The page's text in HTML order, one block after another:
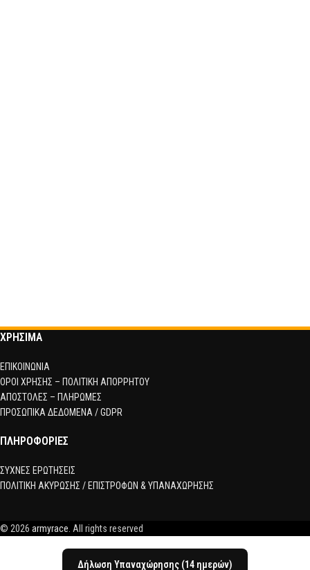
ΧΡΗΣΙΜΑ
ΕΠΙΚΟΙΝΩΝΙΑ
ΟΡΟΙ ΧΡΗΣΗΣ – ΠΟΛΙΤΙΚΗ ΑΠΟΡΡΗΤΟΥ
ΑΠΟΣΤΟΛΕΣ – ΠΛΗΡΩΜΕΣ
ΠΡΟΣΩΠΙΚΑ ΔΕΔΟΜΕΝΑ / GDPR
ΠΛΗΡΟΦΟΡΙΕΣ
ΣΥΧΝΕΣ ΕΡΩΤΗΣΕΙΣ
ΠΟΛΙΤΙΚΗ ΑΚΥΡΩΣΗΣ / ΕΠΙΣΤΡΟΦΩΝ & ΥΠΑΝΑΧΩΡΗΣΗΣ
© 2026 armyrace. All rights reserved
Δήλωση Υπαναχώρησης (14 ημερών)